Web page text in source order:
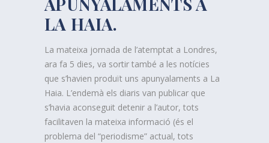
LA HAIA.
La mateixa jornada de l’atemptat a Londres,
ara fa 5 dies, va sortir també a les notícies
que s’havien produït uns apunyalaments a La
Haia. L’endemà els diaris van publicar que
s’havia aconseguit detenir a l’autor, tots
facilitaven la mateixa informació (és el
problema del “periodisme” actual, tots